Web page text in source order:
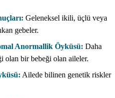
Geleneksel ikili, üçlü veya
gebeler.
Anormallik Öyküsü: Daha
olan bir bebeği olan aileler.
Ailede bilinen genetik riskler